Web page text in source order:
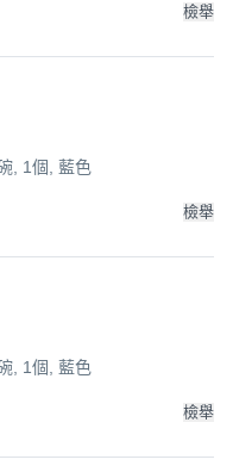
檢舉
, 1個, 藍色
檢舉
, 1個, 藍色
檢舉